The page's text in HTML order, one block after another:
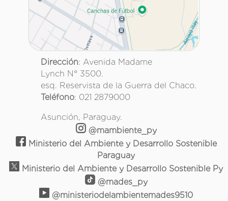
Dirección: Avenida Madame
Lynch N° 3500.
esq. Reservista de la Guerra del Chaco.
Teléfono: 021 2879000
Asunción, Paraguay.
@mambiente_py
Ministerio del Ambiente y Desarrollo Sostenible
Paraguay
Ministerio del Ambiente y Desarrollo Sostenible Py
@mades_py
@ministeriodelambientemades9510